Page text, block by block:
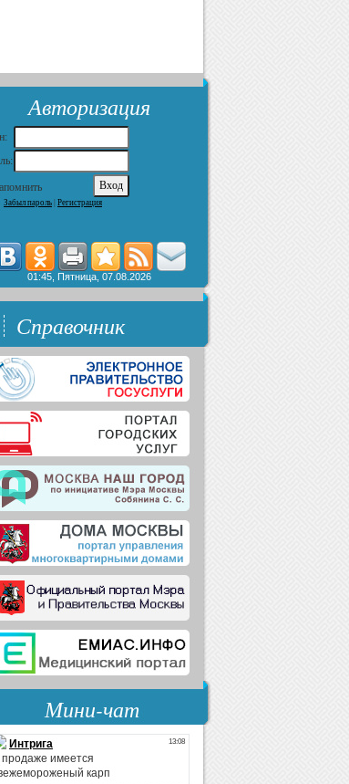
Авторизация
Забыл пароль Регистрация
01:45, Пятница, 07.08.2026
Справочник
Мини-чат